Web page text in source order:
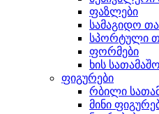
ფაზლები
სამაგიდო
სპორტული
ფორმები
ხის
ფიგურები
რბილი
მინი